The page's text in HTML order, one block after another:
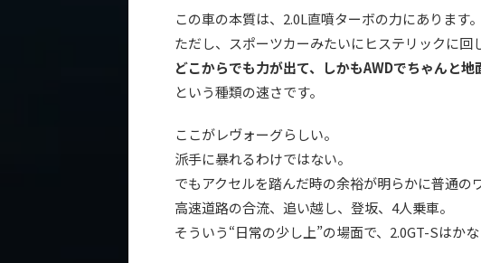
この車の本質は、2.0L直噴ターボの力にあります。
ただし、スポーツカーみたいにヒステリックに回
どこからでも力が出て、しかもAWDでちゃんと地
という種類の速さです。
ここがレヴォーグらしい。
派手に暴れるわけではない。
でもアクセルを踏んだ時の余裕が明らかに普通の
高速道路の合流、追い越し、登坂、4人乗車。
そういう“日常の少し上”の場面で、2.0GT-Sはかな